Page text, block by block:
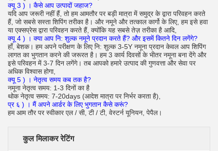
क्यू 3 )
। कैसे आप उत्पादों जहाज?
यदि आप जरूरी नहीं हैं, तो हम आमतौर पर बड़ी मात्रा में समुद्र के द्वारा परिवहन करते
हैं, जो सबसे सस्ता शिपिंग तरीका है। और नमूने और तत्काल कार्गो के लिए, हम इसे हवा
या एक्सप्रेस द्वारा परिवहन करते हैं, क्योंकि यह सबसे तेज़ तरीका है आदि,
क्यू 4 ) । क्या आप नि: शुल्क नमूने प्रदान करते हैं? और इसमें कितने दिन लगेंगे?
हाँ, बेशक। हम अपने परीक्षण के लिए नि: शुल्क 3-5Y नमूना प्रदान केवल आप शिपिंग
लागत का भुगतान करने की जरूरत है। हम 3 कार्य दिवसों के भीतर नमूना बना देंगे और
इसे परिवहन में 3-7 दिन लगेंगे। तब आपको हमारे उत्पाद की गुणवत्ता और सेवा पर
अधिक विश्वास होगा,
क्यू 5 ) । नेतृत्व समय कब तक है?
नमूना नेतृत्व समय: 1-3 दिनों का है
थोक नेतृत्व समय: 7-20days (आदेश मात्रा पर निर्भर करता है),
प्र ६ ) । मैं अपने आर्डर के लिए भुगतान कैसे करूं?
हम आम तौर पर स्वीकार एल / सी, टी / टी, वेस्टर्न यूनियन, पेपैल।
कुल मिलाकर रेटिंग